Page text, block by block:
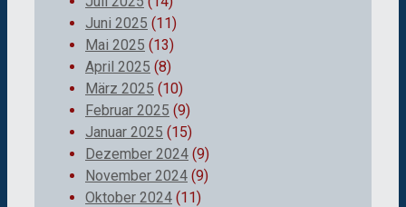
Juni 2025 (11)
Mai 2025 (13)
April 2025 (8)
März 2025 (10)
Februar 2025 (9)
Januar 2025 (15)
Dezember 2024 (9)
November 2024 (9)
Oktober 2024 (11)